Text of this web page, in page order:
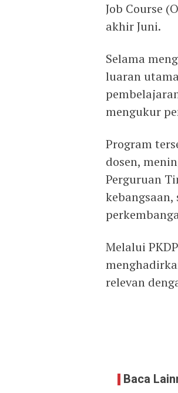
Job Course
akhir Juni.
Selama
luaran
mengukur
Program
dosen,
Perguruan
Melalui
relevan
Baca